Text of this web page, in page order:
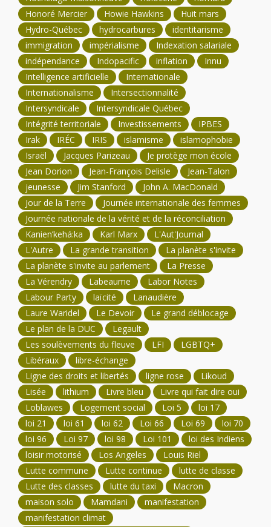
Honoré Mercier
Howie Hawkins
Huit mars
Hydro-Québec
hydrocarbures
identitarisme
immigration
impérialisme
Indexation salariale
indépendance
Indopacific inflation
Innu
Intelligence artificielle
Internationale
Internationalisme
Intersectionnalité
Intersyndicale
Intersyndicale Québec
Intégrité territoriale
Investissements
IPBES
Irak
IRÉC IRIS islamisme
islamophobie
Israël
Jacques Parizeau
Je protège mon école
Jean Dorion
Jean-François Delisle
Jean-Talon
jeunesse
Jim Stanford
John A. MacDonald
Jour de la Terre
Journée internationale des femmes
Journée nationale de la vérité et de la réconciliation
Kanien’kehá:ka
Karl Marx
L'Aut'Journal
L'Autre
La grande transition
La planète s'invite
La planète s'invite au parlement
La Presse
La Vérendry
Labeaume
Labor Notes
Labour Party
laïcité
Lanaudière
Laure Waridel
Le Devoir
Le grand déblocage
Le plan de la DUC
Legault
Les soulèvements du fleuve
LFI
LGBTQ+
Libéraux
libre-échange
Ligne des droits et libertés
ligne rose
Likoud
Lisée
lithium Livre bleu
Livre qui fait dire oui
Loblawes
Logement social Loi 5
loi 17
loi 21
loi 61 loi 62 Loi 66 Loi 69
loi 70
loi 96
Loi 97 loi 98 Loi 101
loi des Indiens
loisir motorisé
Los Angeles
Louis Riel
Lutte commune
Lutte continue
lutte de classe
Lutte des classes
lutte du taxi
Macron
maison solo
Mamdani
manifestation
manifestation climat